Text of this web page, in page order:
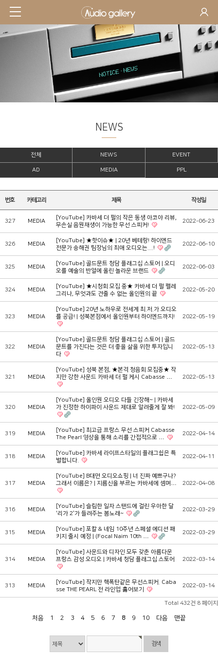
NEWS
전체 NEWS EVENT
AD MEDIA PPL
번호 카테고리 제목 작성일
327 MEDIA
[YouTube] 카바세 더 펄의 작은 동생 아코야 리뷰,
무손실 음원재생이 가능한 무선 스피커!
2022-06-23
326 MEDIA
[YouTube] ★핫이슈★ | 20년 베테랑! 하이엔드
전문가 송해권 팀장님의 최애 오디오는....!
2022-06-10
325 MEDIA
[YouTube] 골드문트 청담 플래그십 스토어 | 오디
오를 예술의 반열에 올린 놀라운 브랜드
2022-06-03
324 MEDIA
[YouTube] ★시청회 모집 중★ 카바세 더 펄 펠레
그리나, 무엇과도 견줄 수 없는 올인원의 끝
2022-05-20
323 MEDIA
[YouTube] 20년 노하우로 전세계 최.저.가 오디오
를 공급! | 성북본점에서 올인원부터 하이엔드까지!
2022-05-19
322 MEDIA
[YouTube] 골드문트 청담 플래그십 스토어 | 골드
문트를 가진다는 것은 더 좋을 삶을 위한 투자입니
다
2022-05-13
321 MEDIA
[YouTube] 성북 본점, ★본격 청음회 모집중★ 작
지만 강한 사운드 카바세 더 펄 케시 Cabasse …
2022-05-13
320 MEDIA
[YouTube] 올인원 오디오 다들 긴장해~ | 카바세
가 진정한 하이파이 사운드 제대로 알려줄게 잘 봐!
2022-05-09
319 MEDIA
[YouTube] 최고급 프랑스 무선 스피커 Cabasse
The Pearl 영상을 통해 소리를 간접적으로 …
2022-04-14
318 MEDIA
[YouTube] 카바세 라이프스타일의 플래그쉽은 특
별합니다.
2022-04-11
317 MEDIA
[YouTube] B대면 오디오쇼핑 | 너 진짜 예쁘구나?
그래서 이름은? | 지름신을 부르는 카바세에 셈며…
2022-04-08
316 MEDIA
[YouTube] 슬림한 일자 스탠드에 걸린 우아한 달
‘리가 2’가 들려주는 봄노래~
2022-03-29
315 MEDIA
[YouTube] 포칼 & 네임 10주년 스페셜 에디션 패
키지 출시 예정 | (Focal Naim 10th …
2022-03-29
314 MEDIA
[YouTube] 사운드와 디자인 모두 갖춘 아름다운
프랑스 감성 오디오 | 카바세 청담 플래그십 스토어
2022-03-14
313 MEDIA
[YouTube] 작지만 핵폭탄같은 무선스피커. Caba
sse THE PEARL 전 라인업 훓어보기
2022-03-14
Total 432건 8 페이지
처음 1 2 3 4 5 6 7 8 9 10 다음 맨끝